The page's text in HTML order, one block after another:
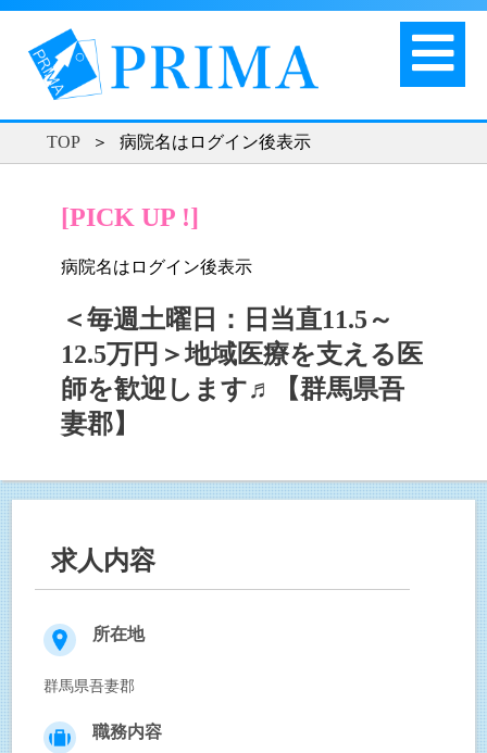
TOP ＞ 病院名はログイン後表示
[PICK UP !]
病院名はログイン後表示
＜毎週土曜日：日当直11.5～
12.5万円＞地域医療を支える医
師を歓迎します♬【群馬県吾
妻郡】
求人内容
所在地
群馬県吾妻郡
職務内容